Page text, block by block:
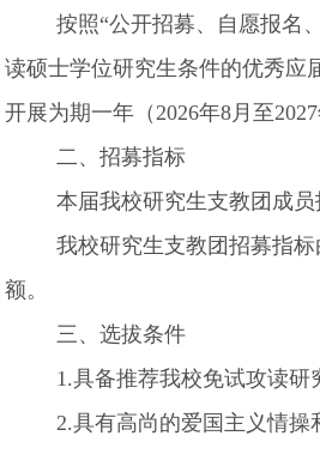
按照“公开招募、自愿报名
读硕士学位研究生条件的优秀应
开展为期一年（2026年8月至
二、招募指标
本届我校研究生支教团成员
我校研究生支教团招募指
额。
三、选拔条件
1.具备推荐我校免试攻读研
2.具有高尚的爱国主义情操